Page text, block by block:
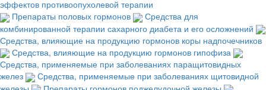
эффектов противоопухолевой терапии
Препараты половых гормонов
Средства для
комбинированной терапии сахарного диабета и его осложнений
Средства, влияющие на продукцию гормонов коры надпочечников
Средства, влияющие на продукцию гормонов гипофиза
Средства, применяемые при заболеваниях паращитовидных
желез
Средства, применяемые при заболеваниях щитовидной